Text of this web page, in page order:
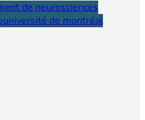
de neurosciences
université de montréal